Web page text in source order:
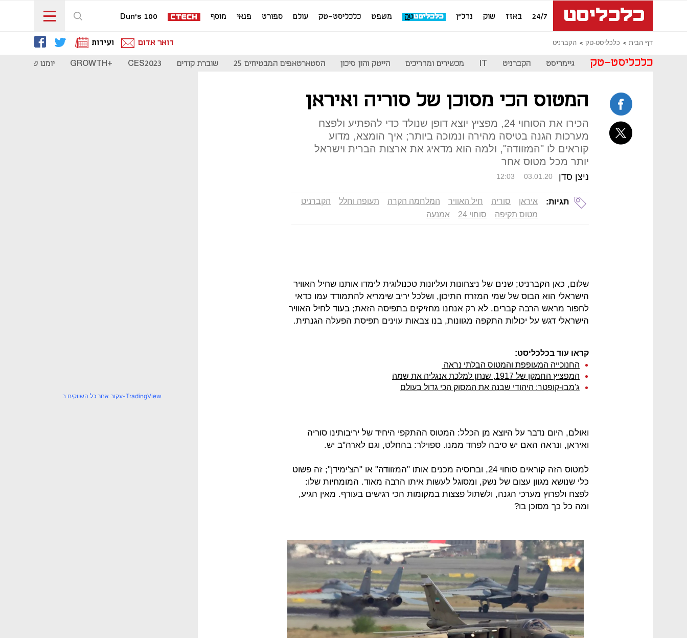
24/7 באזז שוק נדל"ן משפט כלכליסט-טק עולם ספורט פנאי מוסף Dun's 100
דף הבית כלכליסט-טק הקברניט דואר אדום ועידות
כלכליסט-טק גיימריסט הקברניט IT מכשירים ומדריכים הייטק והון סיכון הסטארטאפים המבטיחים 25 שוברת קודים CES2023
+GROWTH יומנו של
המטוס הכי מסוכן של סוריה ואיראן
הכירו את הסוחוי 24, מפציץ יוצא דופן שנולד כדי להפתיע ולפצח
מערכות הגנה בטיסה מהירה ונמוכה ביותר; איך הומצא, מדוע
קוראים לו "המזוודה", ולמה הוא מדאיג את ארצות הברית וישראל
יותר מכל מטוס אחר
ניצן סדן 12:03 03.01.20
תגיות: איראן סוריה חיל האוויר המלחמה הקרה תעופה וחלל
הקברניט
מטוס תקיפה
סוחוי 24 אמנעה
שלום, כאן הקברניט; שנים של ניצחונות ועליונות טכנולוגית לימדו אותנו שחיל האוויר
הישראלי הוא הבוס של שמי המזרח התיכון, ושלכל יריב שימריא להתמודד עמו כדאי
לחפור מראש הרבה קברים. לא רק אנחנו מחזיקים בתפיסה הזאת; בעוד לחיל האוויר
הישראלי דגש על יכולות התקפה מגוונות, בנו צבאות עוינים תפיסת הפעלה הגנתית.
קראו עוד בכלכליסט:
החנוכייה המעופפת והמטוס הבלתי נראה
המפציץ החמקן של 1917, שנתן למלכת אנגליה את שמה
ג'מבו-קופטר: היהודי שבנה את המסוק הכי גדול בעולם
ואולם, היום נדבר על היוצא מן הכלל: המטוס ההתקפי היחיד של יריבותינו סוריה
ואיראן, ונראה האם יש סיבה לפחד ממנו. ספוילר: בהחלט, וגם לארה"ב יש.
למטוס הזה קוראים סוחוי 24, וברוסיה מכנים אותו "המזוודה" או "הצ'ימידן"; זה פשוט
כלי שנושא מגוון עצום של נשק, ומסוגל לעשות איתו הרבה מאוד. המומחיות שלו:
לפצח ולפרוץ מערכי הגנה, ולשתול פצצות במקומות הכי רגישים בעורף. מאין הגיע,
ומה כל כך מסוכן בו?
עקוב אחר כל השווקים ב-TradingView